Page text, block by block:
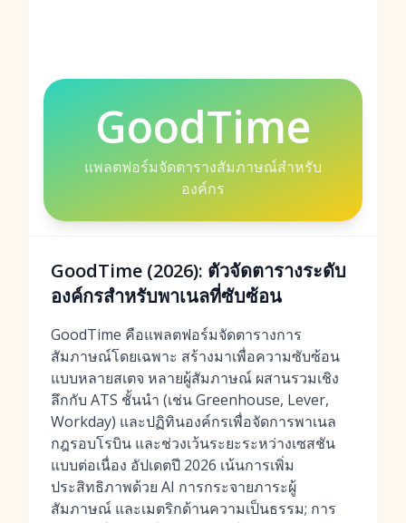
GoodTime
แพลตฟอร์มจัดตารางสัมภาษณ์สำหรับ
องค์กร
GoodTime (2026): ตัวจัดตารางระดับ
องค์กรสำหรับพาเนลที่ซับซ้อน
GoodTime คือแพลตฟอร์มจัดตารางการ
สัมภาษณ์โดยเฉพาะ สร้างมาเพื่อความซับซ้อน
แบบหลายสเตจ หลายผู้สัมภาษณ์ ผสานรวมเชิง
ลึกกับ ATS ชั้นนำ (เช่น Greenhouse, Lever,
Workday) และปฏิทินองค์กรเพื่อจัดการพาเนล
กฎรอบโรบิน และช่วงเว้นระยะระหว่างเซสชัน
แบบต่อเนื่อง อัปเดตปี 2026 เน้นการเพิ่ม
ประสิทธิภาพด้วย AI การกระจายภาระผู้
สัมภาษณ์ และเมตริกด้านความเป็นธรรม; การ